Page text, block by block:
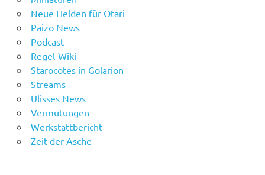
Neue Helden für Otari
Paizo News
Podcast
Regel-Wiki
Starocotes in Golarion
Streams
Ulisses News
Vermutungen
Werkstattbericht
Zeit der Asche